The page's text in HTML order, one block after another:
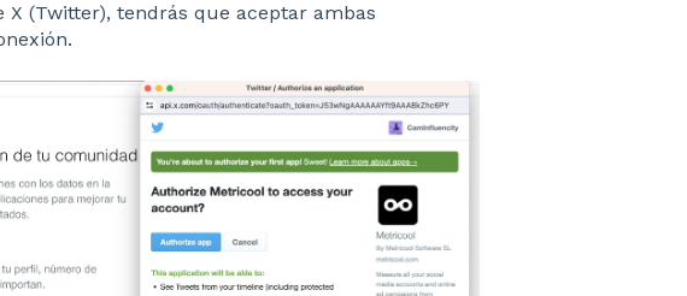
X (Twitter), tendrás que aceptar ambas